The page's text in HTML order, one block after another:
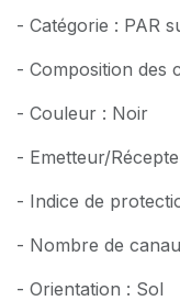
- Catégorie : PAR
- Composition des
- Couleur : Noir
- Emetteur/
- Indice de
- Nombre de
- Orientation : Sol